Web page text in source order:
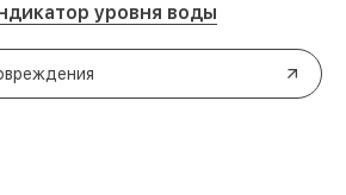
уровня воды